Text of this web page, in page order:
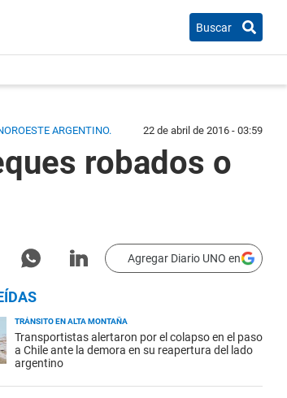
Buscar
ARGENTINO. 22 de abril de 2016 - 03:59
robados o
Agregar Diario UNO en
TRÁNSITO EN ALTA MONTAÑA
Transportistas alertaron por el colapso en el paso
a Chile ante la demora en su reapertura del lado
argentino